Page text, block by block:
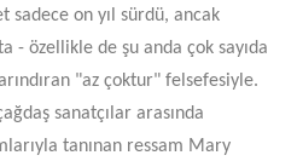
sadece on yıl sürdü, ancak
- özellikle de şu anda çok sayıda
arındıran "az çoktur" felsefesiyle.
sanatçılar arasında
tanınan ressam Mary